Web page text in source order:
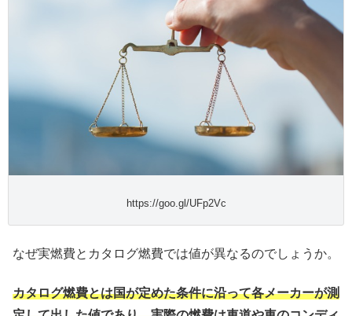
https://goo.gl/UFp2Vc
なぜ実燃費とカタログ燃費では値が異なるのでしょうか。
カタログ燃費とは国が定めた条件に沿って各メーカーが測